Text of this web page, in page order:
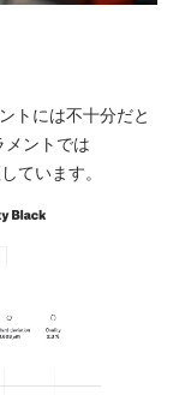
トには不十分だと
ントでは
ています。